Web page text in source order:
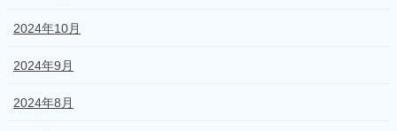
2024年10月
2024年9月
2024年8月